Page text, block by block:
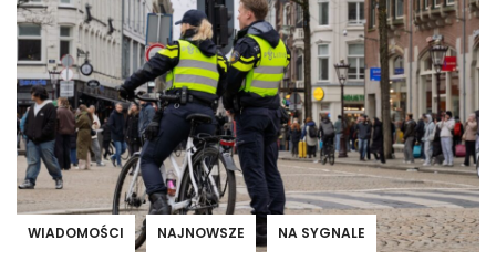
WIADOMOŚCI NAJNOWSZE NA SYGNALE